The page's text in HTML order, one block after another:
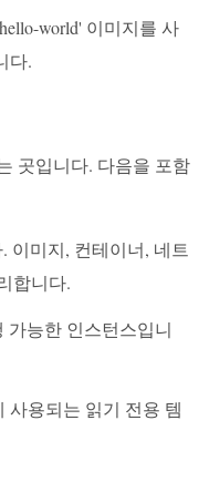
world' 이미지를 사
다.
곳입니다. 다음을 포함
이미지, 컨테이너, 네트
합니다.
가능한 인스턴스입니
사용되는 읽기 전용 템